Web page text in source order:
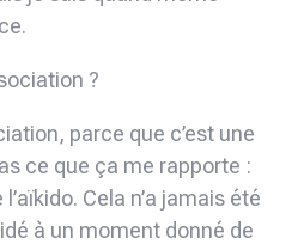
?
parce que c’est une
ce que ça me rapporte :
Cela n’a jamais été
à un moment donné de